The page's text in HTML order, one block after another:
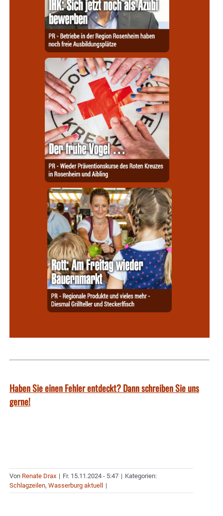
Haben Sie einen Fehler entdeckt? Dann schreiben Sie uns
gerne!
Von Renate Drax | Fr. 15.11.2024 - 5:47 | Kategorien:
Schlagzeilen, Wasserburg aktuell |